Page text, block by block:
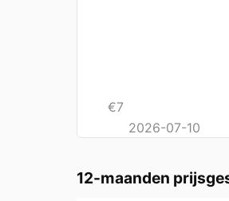
€7
2026-07-10
12-maanden